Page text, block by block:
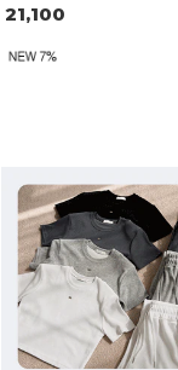
21,100